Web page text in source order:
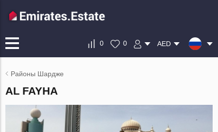
0 0 AED
Районы Шардже
AL FAYHA